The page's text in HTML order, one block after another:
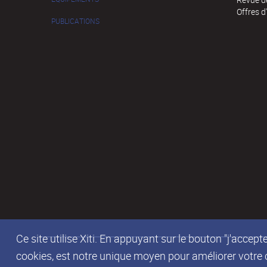
Ce site utilise Xiti. En appuyant sur le bouton
cookies, est notre unique moyen pour améliorer votre
PUBLICATIONS
Offres